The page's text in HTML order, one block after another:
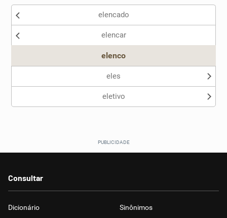
Nenhum dos sinônimos apresentados me ajudou
elencado
elencar
elenco
eles
eletivo
Consultar
Dicionário Sinônimos